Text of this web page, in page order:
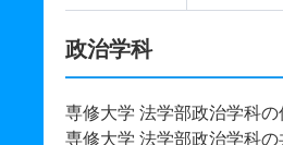
政治学科
専修大学 法学部政治学科の
専修大学 法学部政治学科